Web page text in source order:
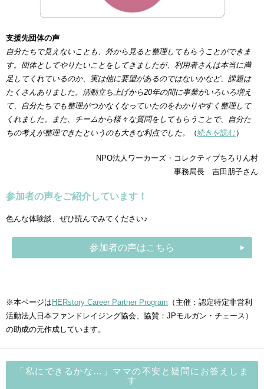
支援先団体の声
自分たちで見えないことも、外から見ると整理してもらうことができま
す。団体としてやりたいことをしてきましたが、利用者さんは本当に満
足してくれているのか、実は他に要望があるのではないかなど、課題は
たくさんありました。活動立ち上げから20年の間に事業がいろいろ増え
て、自分たちでも整理がつかなくなっていたのをわかりやすく整理して
くれました。また、チームから様々な質問をしてもらうことで、自分た
ちの考えが整理できたというのも大きな利点でした。
（続きを読む ）
NPO法人ワーカーズ・コレクティブちろりん村
事務局長 吉田朋子さん
参加者の声をご紹介しています！
色んな体験談、ぜひ読んでみてください♪
参加者の声はこちら
※本ページは HERstory Career Partner Program （主催：認定特定非営利
活動法人日本ファンドレイジング協会、協賛：JPモルガン・チェース）
の助成の元作成しています。
「私にできるかな…」ママの不安と疑問にお答えしま
す